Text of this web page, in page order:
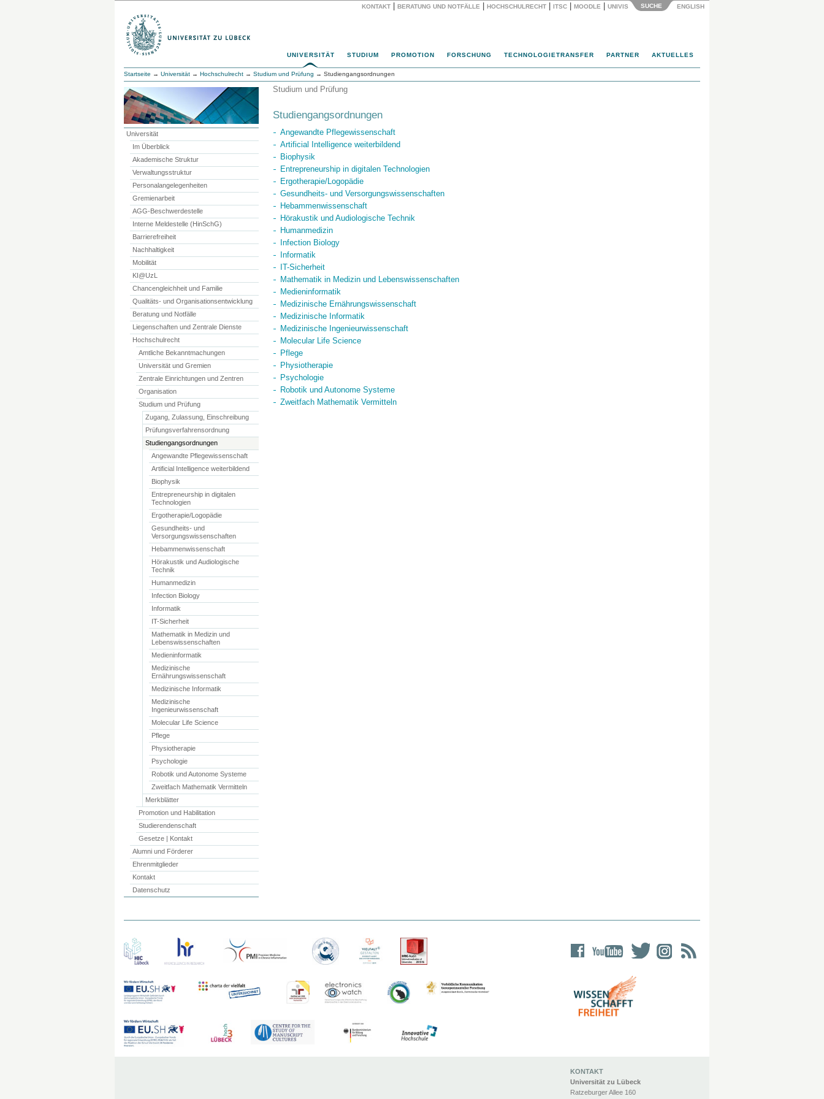
KONTAKT BERATUNG UND NOTFÄLLE HOCHSCHULRECHT ITSC MOODLE UNIVIS SUCHE ENGLISH
UNIVERSITÄT STUDIUM PROMOTION FORSCHUNG TECHNOLOGIETRANSFER PARTNER AKTUELLES
Startseite → Universität → Hochschulrecht → Studium und Prüfung → Studiengangsordnungen
Universität
Im Überblick
Akademische Struktur
Verwaltungsstruktur
Personalangelegenheiten
Gremienarbeit
AGG-Beschwerdestelle
Interne Meldestelle (HinSchG)
Barrierefreiheit
Nachhaltigkeit
Mobilität
KI@UzL
Chancengleichheit und Familie
Qualitäts- und Organisationsentwicklung
Beratung und Notfälle
Liegenschaften und Zentrale Dienste
Hochschulrecht
Amtliche Bekanntmachungen
Universität und Gremien
Zentrale Einrichtungen und Zentren
Organisation
Studium und Prüfung
Zugang, Zulassung, Einschreibung
Prüfungsverfahrensordnung
Studiengangsordnungen
Angewandte Pflegewissenschaft
Artificial Intelligence weiterbildend
Biophysik
Entrepreneurship in digitalen
Technologien
Ergotherapie/Logopädie
Gesundheits- und
Versorgungswissenschaften
Hebammenwissenschaft
Hörakustik und Audiologische
Technik
Humanmedizin
Infection Biology
Informatik
IT-Sicherheit
Mathematik in Medizin und
Lebenswissenschaften
Medieninformatik
Medizinische
Ernährungswissenschaft
Medizinische Informatik
Medizinische
Ingenieurwissenschaft
Molecular Life Science
Pflege
Physiotherapie
Psychologie
Robotik und Autonome Systeme
Zweitfach Mathematik Vermitteln
Merkblätter
Promotion und Habilitation
Studierendenschaft
Gesetze | Kontakt
Alumni und Förderer
Ehrenmitglieder
Kontakt
Datenschutz
Studium und Prüfung
Studiengangsordnungen
Angewandte Pflegewissenschaft
Artificial Intelligence weiterbildend
Biophysik
Entrepreneurship in digitalen Technologien
Ergotherapie/Logopädie
Gesundheits- und Versorgungswissenschaften
Hebammenwissenschaft
Hörakustik und Audiologische Technik
Humanmedizin
Infection Biology
Informatik
IT-Sicherheit
Mathematik in Medizin und Lebenswissenschaften
Medieninformatik
Medizinische Ernährungswissenschaft
Medizinische Informatik
Medizinische Ingenieurwissenschaft
Molecular Life Science
Pflege
Physiotherapie
Psychologie
Robotik und Autonome Systeme
Zweitfach Mathematik Vermitteln
KONTAKT
Universität zu Lübeck
Ratzeburger Allee 160